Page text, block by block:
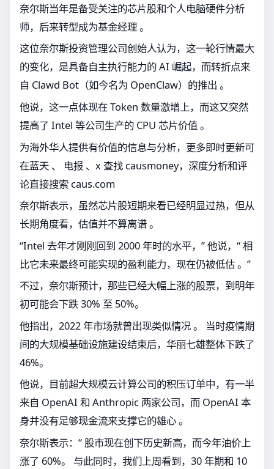
奈尔斯当年是备受关注的芯片股和个人电脑硬件分析
师，后来转型成为基金经理 。
这位奈尔斯投资管理公司创始人认为，这一轮行情最大
的变化，是具备自主执行能力的 AI 崛起，而转折点来
自 Clawd Bot（如今名为 OpenClaw）的推出 。
他说，这一点体现在 Token 数量激增上，而这又突然
提高了 Intel 等公司生产的 CPU 芯片价值 。
为海外华人提供有价值的信息与分析，更多即时更新可
在蓝天 、 电报 、x 查找 causmoney，深度分析和评
论直接搜索 caus.com
奈尔斯表示，虽然芯片股短期来看已经明显过热，但从
长期角度看，估值并不算离谱 。
“Intel 去年才刚刚回到 2000 年时的水平，” 他说，“ 相
比它未来最终可能实现的盈利能力，现在仍被低估 。”
不过，奈尔斯预计，那些已经大幅上涨的股票，到明年
初可能会下跌 30% 至 50%。
他指出，2022 年市场就曾出现类似情况 。 当时疫情期
间的大规模基础设施建设结束后，华丽七雄整体下跌了
46%。
他说，目前超大规模云计算公司的积压订单中，有一半
来自 OpenAI 和 Anthropic 两家公司，而 OpenAI 本
身并没有足够现金流来支撑它的雄心 。
奈尔斯表示：“ 股市现在创下历史新高，而今年油价上
涨了 60%。 与此同时，我们上周看到，30 年期和 10